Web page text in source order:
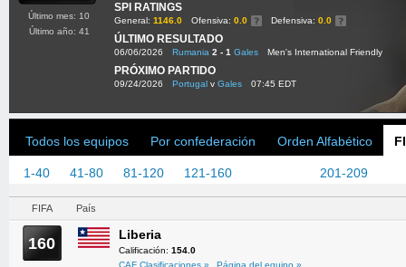
SPI RATINGS
General: 1146.0 Ofensiva: 0.0 Defensiva: 0.0
ÚLTIMO RESULTADO
06/06/2026 Rumania 2 - 1 Gales Men's International Friendly
PRÓXIMO PARTIDO
09/24/2026 Portugal v Gales 07:45 EDT
Último mes: 10
Último año: 41
Todos los equipos Por confederación Orden Alfabético
1-40 41-80 81-120 121-160 201-209
FIFA País
160 Liberia
Calificación: 154.0
CAF Clasificaciones »
Página del equipo »